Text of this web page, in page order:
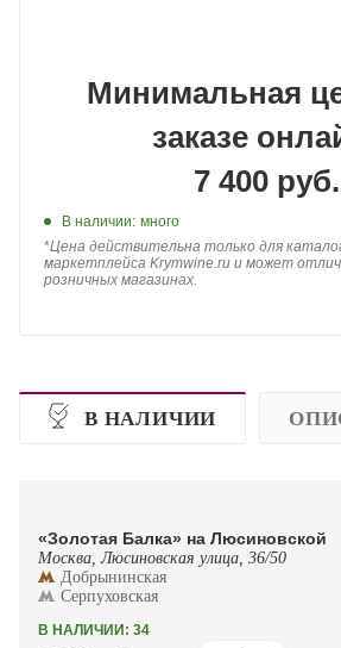
Минимальная
заказе
7 400 руб.
В наличии: много
*Цена действительна только для
маркетплейса Krymwine.ru и может
розничных магазинах.
В НАЛИЧИИ
«Золотая Балка» на Люсиновской
Москва, Люсиновская улица, 36/50
Добрынинская
Серпуховская
В НАЛИЧИИ: 34